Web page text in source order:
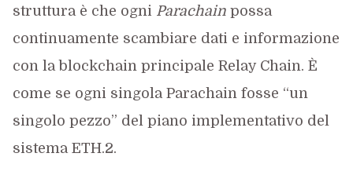
struttura è che ogni Parachainpossa
continuamente scambiare dati e informazione
con la blockchain principale Relay Chain. È
come se ogni singola Parachain fosse “un
singolo pezzo” del piano implementativo del
sistema ETH.2.